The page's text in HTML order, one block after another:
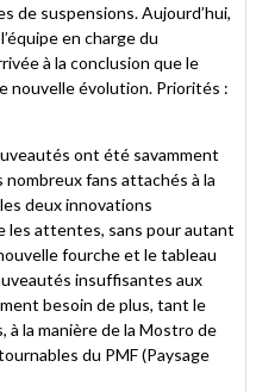
de suspensions. Aujourd’hui,
en charge du
à la conclusion que le
nouvelle évolution. Priorités :
ont été savamment
fans attachés à la
deux innovations
les attentes, sans pour autant
fourche et le tableau
insuffisantes aux
besoin de plus, tant le
à la manière de la Mostro de
du PMF (Paysage